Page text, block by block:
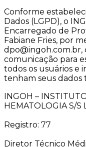
Conforme
Dados (LGPD), o
Encarregado de
Fabiane Fries, por
dpo@ingoh.com.br,
comunicação para
todos os usuários e
tenham seus dados
INGOH –
HEMATOLOGIA S/S
Registro: 77
Diretor Técnico